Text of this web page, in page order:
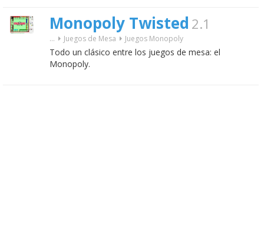
Monopoly Twisted 2.1
... Juegos de Mesa Juegos Monopoly
Todo un clásico entre los juegos de mesa: el
Monopoly.